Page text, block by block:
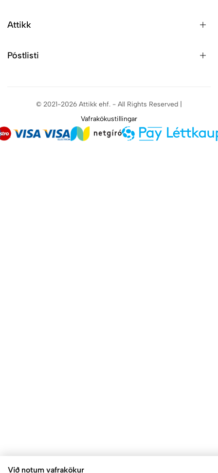
Við notum vafrakökur
Attikk
Póstlisti
© 2021-2026 Attikk ehf. - All Rights Reserved |
Vafrakökustillingar